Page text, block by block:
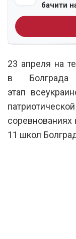
бачити
23 апреля на
в
этап
соревнованиях
11 школ